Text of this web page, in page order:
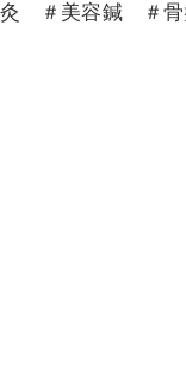
＃美容鍼 ＃